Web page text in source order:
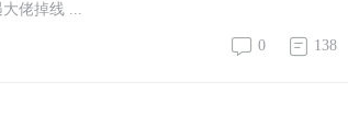
佬掉线 ...
0 138